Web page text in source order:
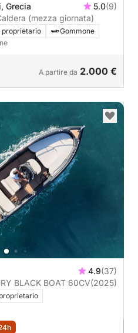
Grecia 5.0(9)
(mezza giornata)
proprietario
Gommone
A partire da 2.000 €
4.9(37)
Barca senza patente LUXURY BLACK BOAT 60CV(2025)